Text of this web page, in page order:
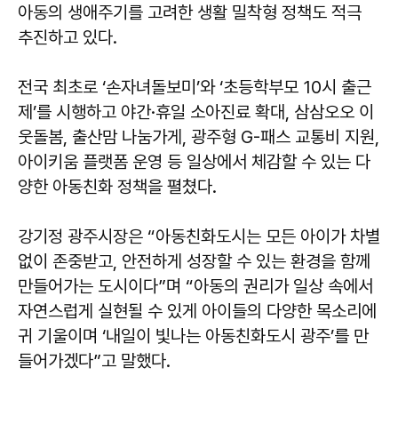
아동의 생애주기를 고려한 생활 밀착형 정책도 적극
추진하고 있다.
전국 최초로 ‘손자녀돌보미’와 ‘초등학부모 10시 출근
제’를 시행하고 야간·휴일 소아진료 확대, 삼삼오오 이
웃돌봄, 출산맘 나눔가게, 광주형 G-패스 교통비 지원,
아이키움 플랫폼 운영 등 일상에서 체감할 수 있는 다
양한 아동친화 정책을 펼쳤다.
강기정 광주시장은 “아동친화도시는 모든 아이가 차별
없이 존중받고, 안전하게 성장할 수 있는 환경을 함께
만들어가는 도시이다”며 “아동의 권리가 일상 속에서
자연스럽게 실현될 수 있게 아이들의 다양한 목소리에
귀 기울이며 ‘내일이 빛나는 아동친화도시 광주’를 만
들어가겠다”고 말했다.